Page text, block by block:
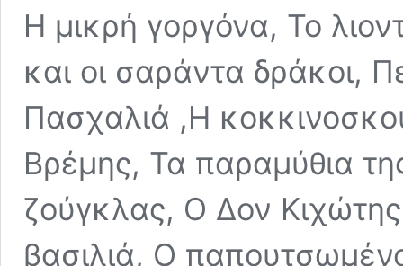
H μικρή γοργόνα, Το
και οι σαράντα δράκοι,
Πασχαλιά ,Η
Βρέμης, Τα παραμύθια
ζούγκλας, Ο Δον
βασιλιά, Ο